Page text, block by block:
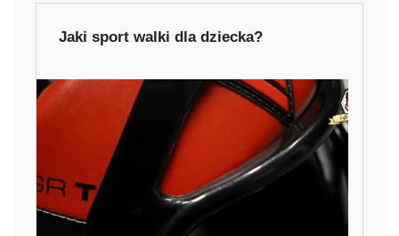
Jaki sport walki dla dziecka?